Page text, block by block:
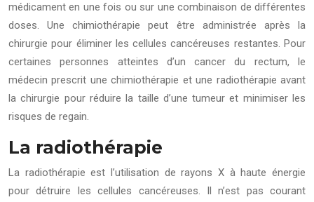
médicament en une fois ou sur une combinaison de différentes
doses. Une chimiothérapie peut être administrée après la
chirurgie pour éliminer les cellules cancéreuses restantes. Pour
certaines personnes atteintes d’un cancer du rectum, le
médecin prescrit une chimiothérapie et une radiothérapie avant
la chirurgie pour réduire la taille d’une tumeur et minimiser les
risques de regain.
La radiothérapie
La radiothérapie est l’utilisation de rayons X à haute énergie
pour détruire les cellules cancéreuses. Il n’est pas courant